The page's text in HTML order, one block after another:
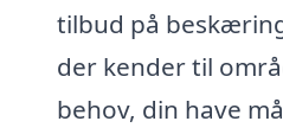
tilbud på
der kender til
behov, din have